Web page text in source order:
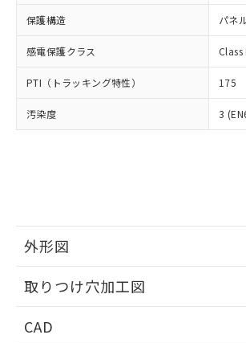
保護構造 パネ
感電保護クラス Class
PTI（トラッキング特性） 175
汚染度 3
外形図
取りつけ穴加工図
CAD
オムロン制御機器販売店や
販売ネットワーク
ください。
在庫状況および標準価格結
事前の承諾なく第三者に漏洩
マイパーツ機能（部品リス
および当社の共同利用者が
※当社の共同利用者とは、
の共同利用に関して"
の「
フタル酸エステル類の４物質については閾
図的な使用がないことを確認しています。
※2 対応予定月
部品在庫の切り替え状況などによ
月が前後することがあります。
とができます。
EU RoHS指令（10物質）の非含有
※2 環境保護使用期限
「ｅ」：有害物質（10物質）のす
準値以下であることを示します。
「10」：通常の使用状況下にお
質が外部に漏えいし、環境に深刻
ル、化学兵器、生物兵器ま
武器並びにこれらの製造装
使用いたしません。
当社は、貴社製品を第三者
場合は、上記1、2および3の
該第三者に通知します。ま
販売先および販売に係わる
法に輸出するおそれがある
在庫なし(最新の在庫状
いては、お客様のお取
たはお客様担当のオムロ
機器販売店・当社販売
認ください)
受注生産機種、また在庫